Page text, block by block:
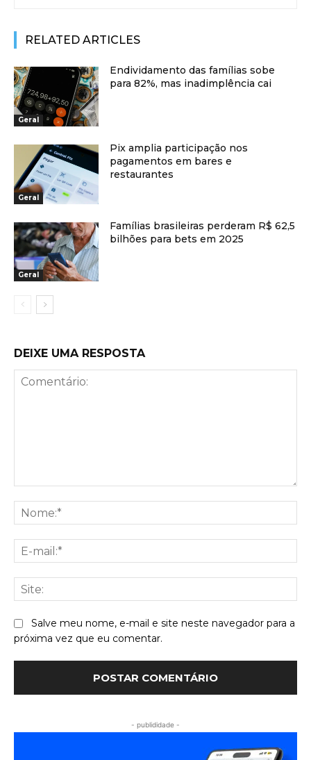
RELATED ARTICLES
Geral
Endividamento das famílias sobe
para 82%, mas inadimplência cai
Geral
Pix amplia participação nos
pagamentos em bares e
restaurantes
Geral
Famílias brasileiras perderam R$ 62,5
bilhões para bets em 2025
DEIXE UMA RESPOSTA
Salve meu nome, e-mail e site neste navegador para a
próxima vez que eu comentar.
- publididade -